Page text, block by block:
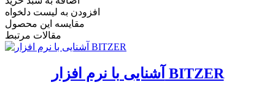
افزودن به لیست دلخواه
مقایسه این محصول
مقالات مرتبط
آشنایی با نرم افزار BITZER